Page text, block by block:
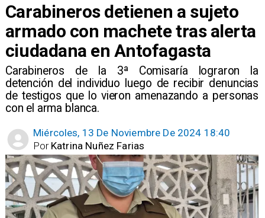
Carabineros detienen a sujeto
armado con machete tras alerta
ciudadana en Antofagasta
​Carabineros de la 3ª Comisaría lograron la
detención del individuo luego de recibir denuncias
de testigos que lo vieron amenazando a personas
con el arma blanca.
Miércoles, 13 De Noviembre De 2024 18:40
Katrina Nuñez Farias
Por